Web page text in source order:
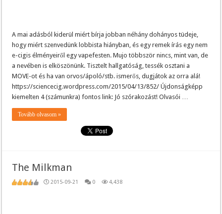
A mai adásból kiderül miért bírja jobban néhány dohányos tüdeje,
hogy miért szenvedünk lobbista hiányban, és egy remek írás egy nem
e-cigis élményeiről egy vapefesten. Mujo többször nincs, mint van, de
a nevében is elköszönünk. Tisztelt hallgatóság, tessék osztani a
MOVE-ot és ha van orvos/ápoló/stb. ismerős, dugjátok az orra alá!
https://sciencecig.wordpress.com/2015/04/13/852/ Újdonságképp
kiemelten 4 (számunkra) fontos link: Jó szórakozást! Olvasói …
Tovább olvasom »
The Milkman
2015-09-21 0 4,438